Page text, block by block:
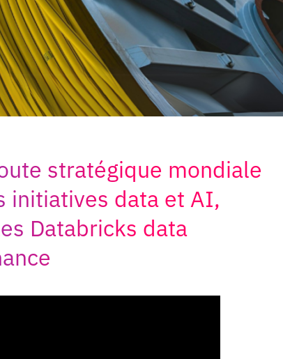
stratégique mondiale
initiatives data et AI,
Databricks data